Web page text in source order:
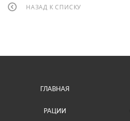
НАЗАД К СПИСКУ
ГЛАВНАЯ
РАЦИИ